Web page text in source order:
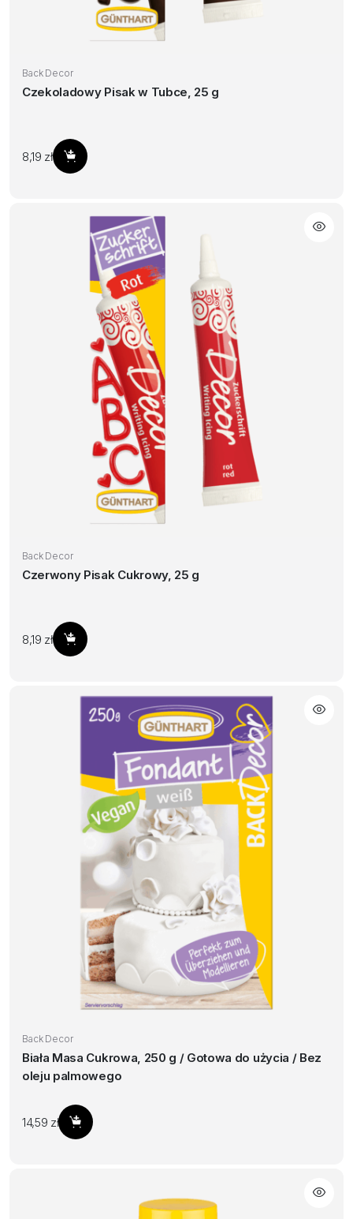
Back Decor
Czekoladowy Pisak w Tubce, 25 g
8,19 zł Dodaj do koszyka
Back Decor
Czerwony Pisak Cukrowy, 25 g
8,19 zł Dodaj do koszyka
Back Decor
Biała Masa Cukrowa, 250 g / Gotowa do użycia / Bez
oleju palmowego
14,59 zł Dodaj do koszyka